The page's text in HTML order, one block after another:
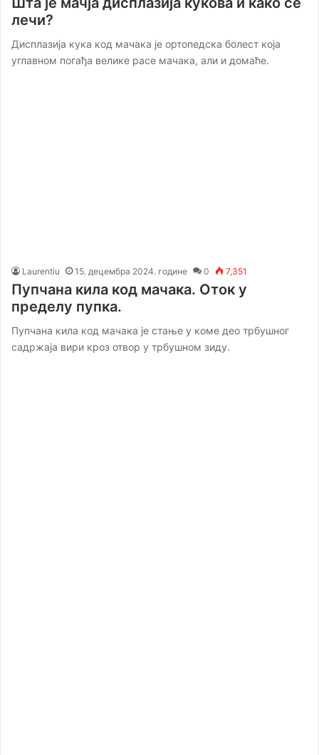
лечи?
Дисплазија кука код мачака је ортопедска болест која
углавном погађа велике расе мачака, али и домаће.
Laurentiu 15. децембра 2024. године 0 7,351
Пупчана кила код мачака. Оток у
пределу пупка.
Пупчана кила код мачака је стање у коме део трбушног
садржаја вири кроз отвор у трбушном зиду.